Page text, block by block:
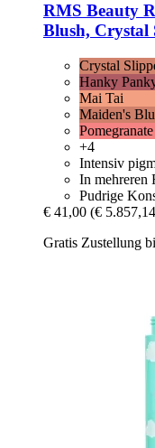
RMS Beauty
Blush, Crystal
Crystal
Hanky
Mai Tai
Maiden's
+4
Intensiv
In mehreren
Pudrige
€ 41,00 (€
Gratis Zustellung